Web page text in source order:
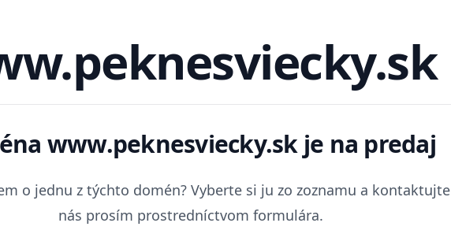
www.peknesviecky.skje na predaj
o jednu z týchto domén? Vyberte si ju zo zoznamu a kontaktujte
nás prosím prostredníctvom formulára.